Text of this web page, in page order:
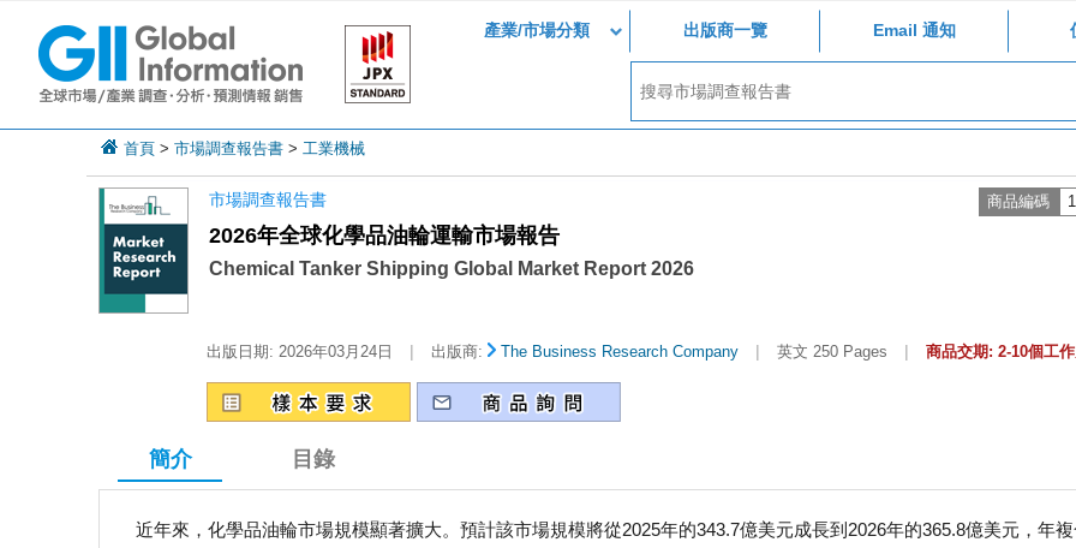
產業/市場分類 出版商一覽 Email 通知
首頁 > 市場調查報告書 > 工業機械
市場調查報告書 商品編碼
2026年全球化學品油輪運輸市場報告
Chemical Tanker Shipping Global Market Report 2026
出版日期: 2026年03月24日 | 出版商: The Business Research Company | 英文 250 Pages | 商品交期: 2-10個工
簡介 目錄
近年來，化學品油輪市場規模顯著擴大。預計該市場規模將從2025年的343.7億美元成長到2026年的365.8億美元，年